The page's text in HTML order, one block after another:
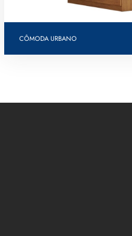
CÔMODA URBANO